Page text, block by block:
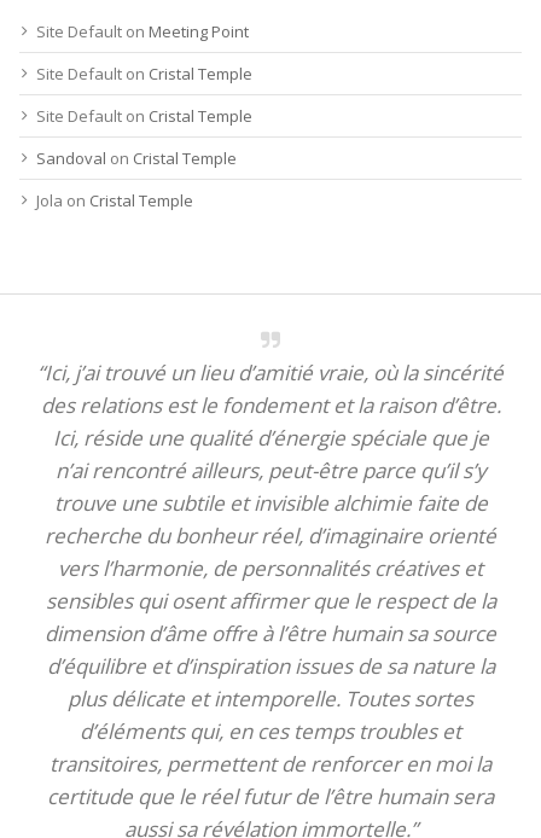
Site Default on Meeting Point
Site Default on Cristal Temple
Site Default on Cristal Temple
Sandoval on Cristal Temple
Jola on Cristal Temple
“Ici, j’ai trouvé un lieu d’amitié vraie, où la sincérité
des relations est le fondement et la raison d’être.
Ici, réside une qualité d’énergie spéciale que je
n’ai rencontré ailleurs, peut-être parce qu’il s’y
trouve une subtile et invisible alchimie faite de
recherche du bonheur réel, d’imaginaire orienté
vers l’harmonie, de personnalités créatives et
sensibles qui osent affirmer que le respect de la
dimension d’âme offre à l’être humain sa source
d’équilibre et d’inspiration issues de sa nature la
plus délicate et intemporelle. Toutes sortes
d’éléments qui, en ces temps troubles et
transitoires, permettent de renforcer en moi la
certitude que le réel futur de l’être humain sera
aussi sa révélation immortelle.”